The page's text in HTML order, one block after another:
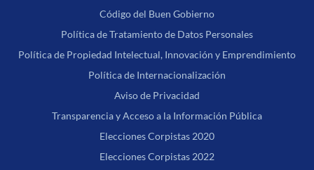
Código del Buen Gobierno
Política de Tratamiento de Datos Personales
Política de Propiedad Intelectual, Innovación y Emprendimiento
Política de Internacionalización
Aviso de Privacidad
Transparencia y Acceso a la Información Pública
Elecciones Corpistas 2020
Elecciones Corpistas 2022